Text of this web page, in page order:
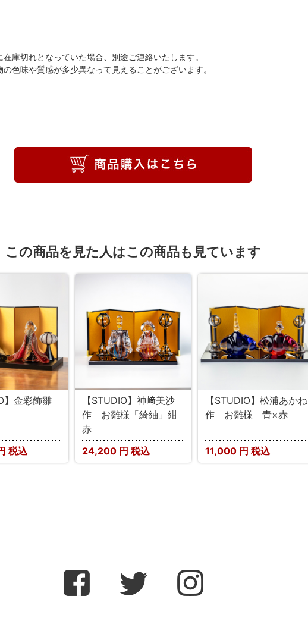
庫切れとなっていた場合、別途ご連絡いたします。
色味や質感が多少異なって見えることがございます。
この商品を見た人はこの商品も見ています
】金彩飾雛
税込
【STUDIO】神﨑美沙
作 お雛様「綺紬」紺
赤
24,200 円 税込
【STUDIO】松浦あかね
作 お雛様 青×赤
11,000 円 税込